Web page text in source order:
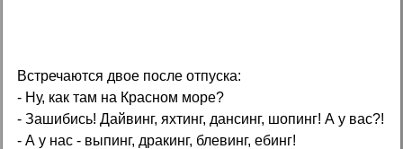
Встречаются двое после отпуска:
- Ну, как там на Красном море?
- Зашибись! Дайвинг, яхтинг, дансинг, шопинг! А у вас?!
- А у нас - выпинг, дракинг, блевинг, ебинг!